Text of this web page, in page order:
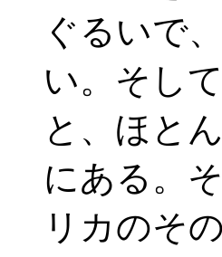
ぐるいで
い。そし
と、ほと
にある。
リカのそ